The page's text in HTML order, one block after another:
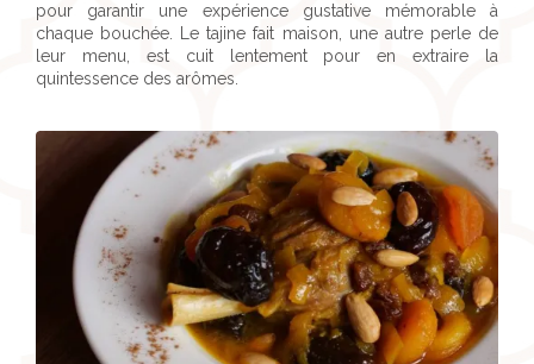
pour garantir une expérience gustative mémorable à
chaque bouchée. Le tajine fait maison, une autre perle de
leur menu, est cuit lentement pour en extraire la
quintessence des arômes.